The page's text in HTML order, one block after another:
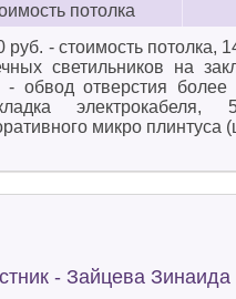
потолка
руб. - стоимость потолка,
светильников на
- обвод отверстия
микро плинтуса
- Зайцева